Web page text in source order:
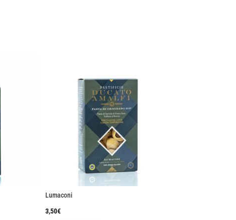
Lumaconi
3,50€